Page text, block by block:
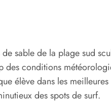
sable de la plage sud
des conditions
élève dans les
des spots de surf.